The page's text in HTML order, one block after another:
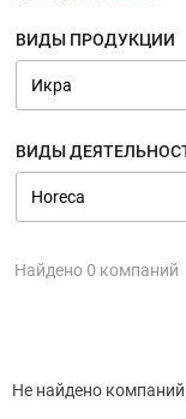
ВИДЫ ПРОДУКЦИИ
ВИДЫ
Найдено 0 компаний
Не найдено